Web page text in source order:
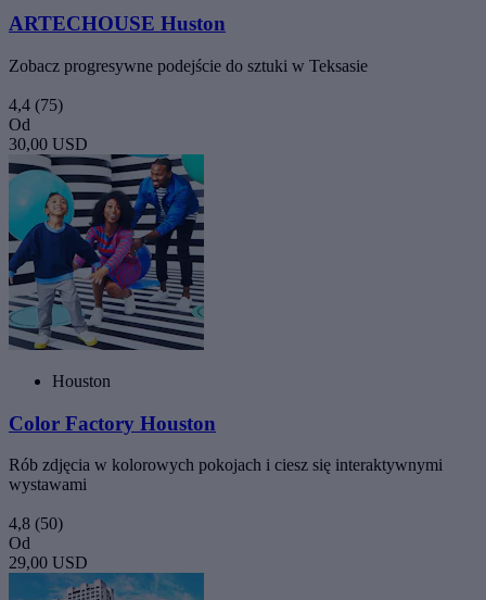
ARTECHOUSE Huston
Zobacz progresywne podejście do sztuki w Teksasie
4,4 (75)
Od
30,00 USD
Houston
Color Factory Houston
Rób zdjęcia w kolorowych pokojach i ciesz się interaktywnymi
wystawami
4,8 (50)
Od
29,00 USD